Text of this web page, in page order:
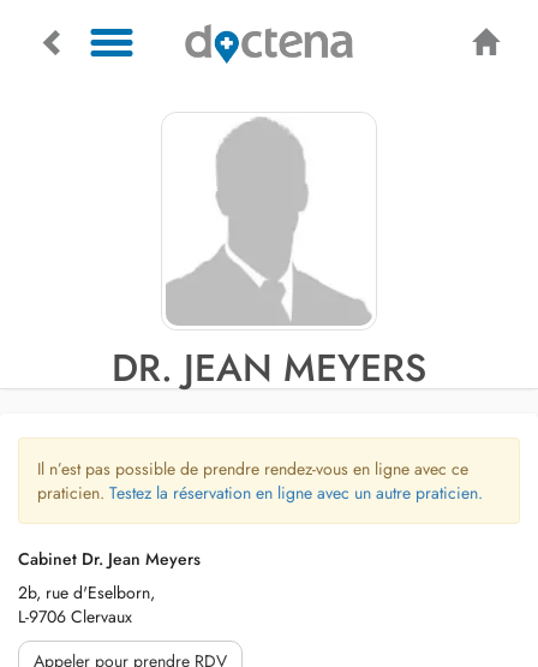
DR. JEAN MEYERS
Il n’est pas possible de prendre rendez-vous en ligne avec ce
praticien. Testez la réservation en ligne avec un autre praticien.
Cabinet Dr. Jean Meyers
2b, rue d'Eselborn,
L-9706 Clervaux
Appeler pour prendre RDV